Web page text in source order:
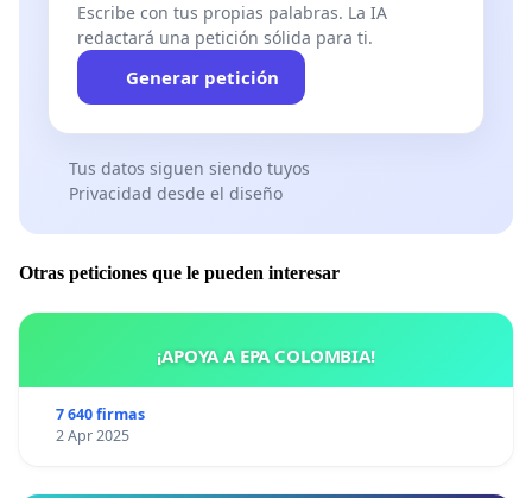
Escribe con tus propias palabras. La IA
redactará una petición sólida para ti.
Generar petición
Tus datos siguen siendo tuyos
Privacidad desde el diseño
Otras peticiones que le pueden interesar
¡APOYA A EPA COLOMBIA!
7 640 firmas
2 Apr 2025